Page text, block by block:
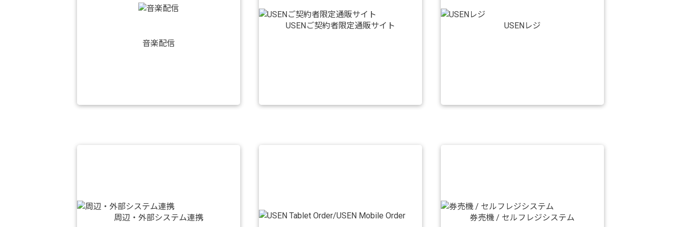
音楽配信
USENご契約者限定通販サイト USENレジ
周辺・外部システム連携 券売機 / セルフレジシステム